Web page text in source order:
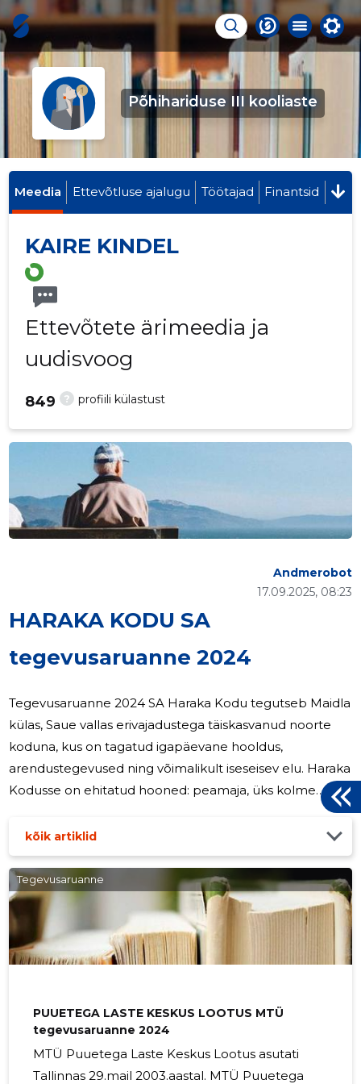
Põhihariduse III kooliaste
Meedia Ettevõtluse ajalugu Töötajad Finantsid
KAIRE KINDEL
Ettevõtete ärimeedia ja
uudisvoog
? profiili külastust
849
HARAKA KODU SA
tegevusaruanne 2024
17.09.2025, 08:23
Andmerobot
Tegevusaruanne 2024 SA Haraka Kodu tegutseb Maidla
külas, Saue vallas erivajadustega täiskasvanud noorte
koduna, kus on tagatud igapäevane hooldus,
arendustegevused ning võimalikult iseseisev elu. Haraka
Kodusse on ehitatud hooned: peamaja, üks kolme
Sotsiaalministeeriumi ja EAS-ist saadud ESF vahenditest.
Juhatuse liikmetele on makstud 2024. a. 13050 eurot
juhatuse liikme tasusid. 2024. a. pakkus SA Haraka Kodu
erihoolekandeteenust 27raske- ja sügava ning
liitpuudega noorele. Klientidel on riigi rahastus, toetused
KOV-delt ning eestkostjatelt.
kõik artiklid
Tegevusaruanne
PUUETEGA LASTE KESKUS LOOTUS MTÜ
tegevusaruanne 2024
MTÜ Puuetega Laste Keskus Lootus asutati
Tallinnas 29.mail 2003.aastal. MTÜ Puuetega